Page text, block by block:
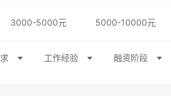
3000-5000元 5000-10000元
工作经验 融资阶段